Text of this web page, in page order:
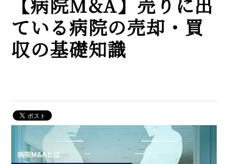
ている病院の売却・買
収の基礎知識